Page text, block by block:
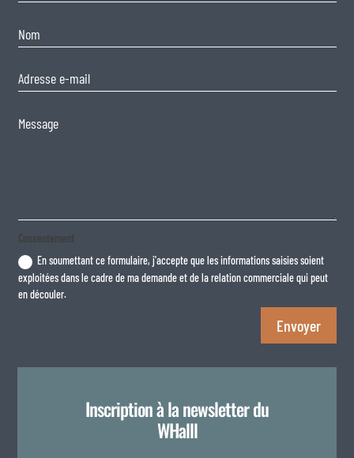
Consentement
En soumettant ce formulaire, j'accepte que les informations saisies soient
exploitées dans le cadre de ma demande et de la relation commerciale qui peut
en découler.
Envoyer
Inscription à la newsletter du
WHalll